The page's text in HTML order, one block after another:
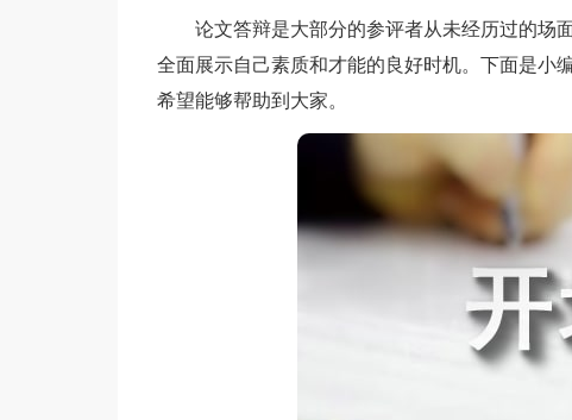
论文答辩是大部分的参评者从未经历过的场
全面展示自己素质和才能的良好时机。下面是小
希望能够帮助到大家。